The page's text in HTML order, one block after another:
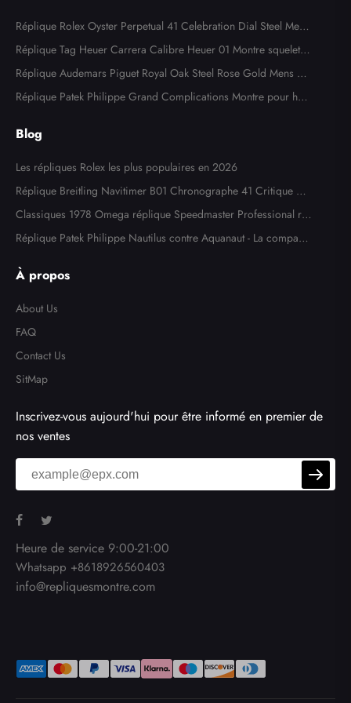
Réplique Rolex Oyster Perpetual 41 Celebration Dial Steel Mens
Watch 124300
Réplique Tag Heuer Carrera Calibre Heuer 01 Montre squelette
en acier or rose CAR205A
Réplique Audemars Piguet Royal Oak Steel Rose Gold Mens W
atch 15400SR
Réplique Patek Philippe Grand Complications Montre pour ho
Blog
Les répliques Rolex les plus populaires en 2026
Réplique Breitling Navitimer B01 Chronographe 41 Critique de
la montre
Classiques 1978 Omega réplique Speedmaster Professional ré
f. 145,022
Réplique Patek Philippe Nautilus contre Aquanaut - La comparai
À propos
About Us
FAQ
Contact Us
SitMap
Inscrivez-vous aujourd'hui pour être informé en premier de
nos ventes
Heure de service 9:00-21:00
Whatsapp +8618926560403
info@repliquesmontre.com